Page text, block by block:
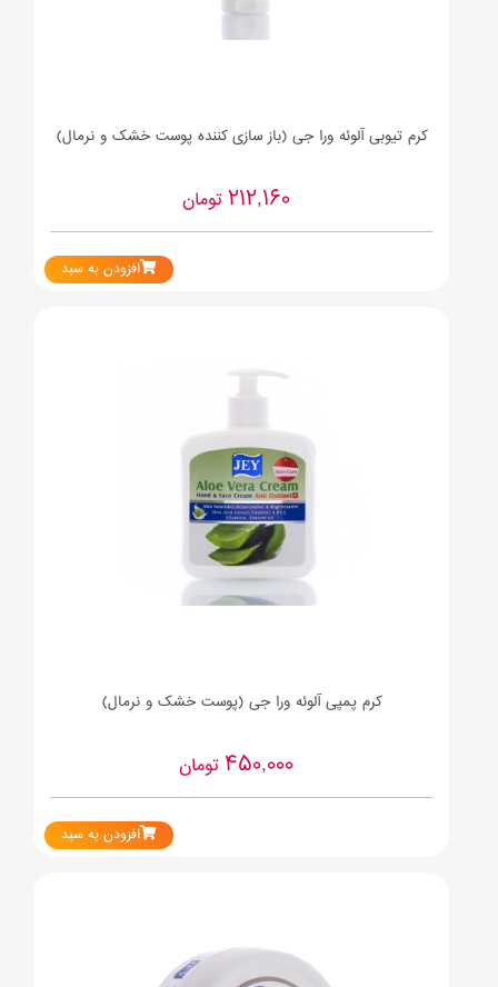
کرم تیوبی آلوئه ورا جی (باز سازی کننده پوست خشک و نرمال)
212,160تومان
افزودن به سبد
کرم پمپی آلوئه ورا جی (پوست خشک و نرمال)
450,000 تومان
افزودن به سبد